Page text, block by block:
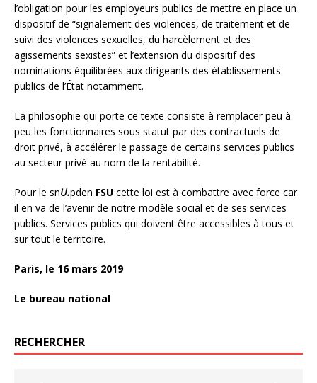
l’obligation pour les employeurs publics de mettre en place un
dispositif de “signalement des violences, de traitement et de
suivi des violences sexuelles, du harcèlement et des
agissements sexistes” et l’extension du dispositif des
nominations équilibrées aux dirigeants des établissements
publics de l’État notamment.
La philosophie qui porte ce texte consiste à remplacer peu à
peu les fonctionnaires sous statut par des contractuels de
droit privé, à accélérer le passage de certains services publics
au secteur privé au nom de la rentabilité.
Pour le snU.pden FSU cette loi est à combattre avec force car
il en va de l’avenir de notre modèle social et de ses services
publics. Services publics qui doivent être accessibles à tous et
sur tout le territoire.
Paris, le 16 mars 2019
Le bureau national
RECHERCHER